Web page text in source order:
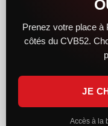
connaît désormais son
LIRE LA SUITE »
Prenez votre place à
côtés du CVB52.
JE
Accès à la